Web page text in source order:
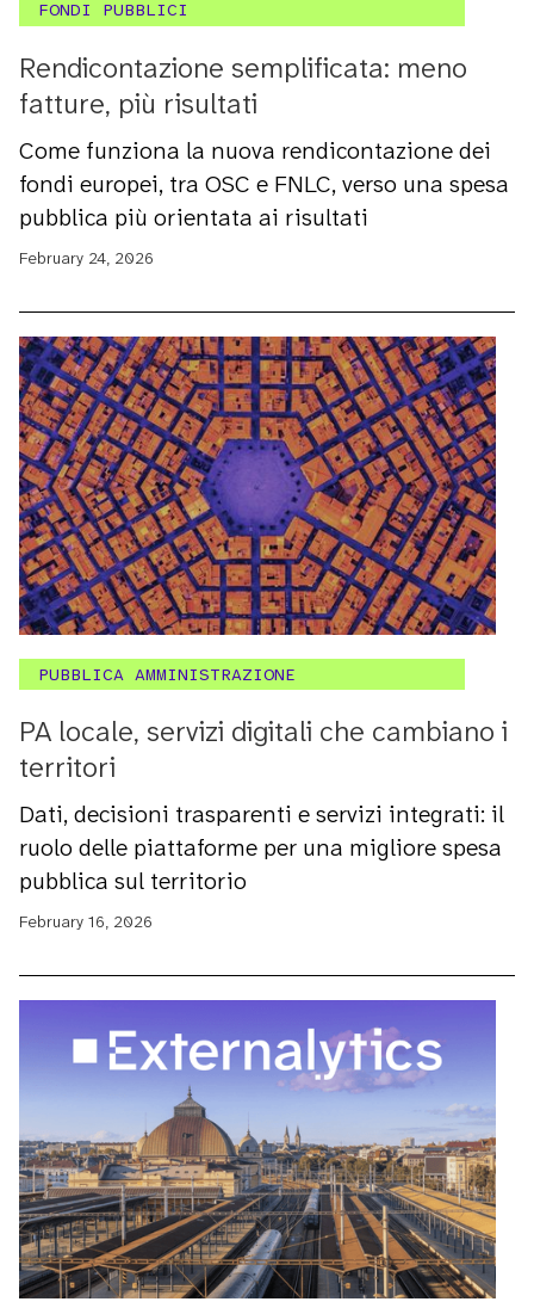
FONDI PUBBLICI
Rendicontazione semplificata: meno
fatture, più risultati
Come funziona la nuova rendicontazione dei
fondi europei, tra OSC e FNLC, verso una spesa
pubblica più orientata ai risultati
February 24, 2026
PUBBLICA AMMINISTRAZIONE
PA locale, servizi digitali che cambiano i
territori
Dati, decisioni trasparenti e servizi integrati: il
ruolo delle piattaforme per una migliore spesa
pubblica sul territorio
February 16, 2026